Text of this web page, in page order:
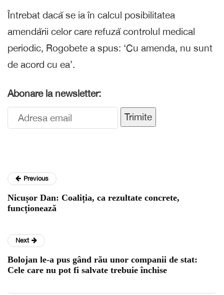
Întrebat dacă se ia în calcul posibilitatea
amendării celor care refuză controlul medical
periodic, Rogobete a spus: ‘Cu amenda, nu sunt
de acord cu ea’.
Abonare la newsletter:
Trimite
Previous
Nicușor Dan: Coaliția, ca rezultate concrete,
funcționează
Next
Bolojan le-a pus gând rău unor companii de stat:
Cele care nu pot fi salvate trebuie închise